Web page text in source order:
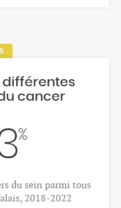
différentes
cancer
%
du sein parmi tous
2018-2022